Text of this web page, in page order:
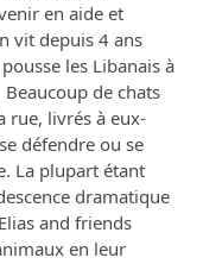
en aide et
vit depuis 4 ans
les Libanais à
de chats
rue, livrés à eux-
défendre ou se
La plupart étant
dramatique
and friends
en leur